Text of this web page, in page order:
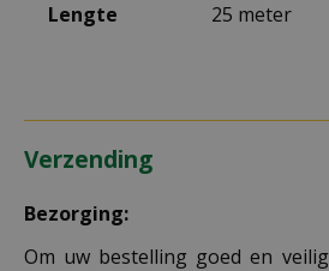
Lengte 25 meter
Verzending
Bezorging:
Om uw bestelling goed en